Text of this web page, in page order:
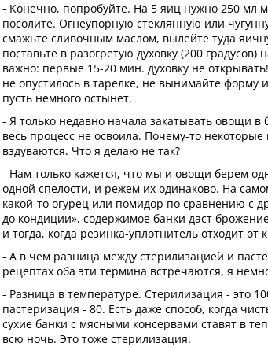
- Конечно, попробуйте. На 5 яиц нужно 250 мл
посолите. Огнеупорную стеклянную или
смажьте сливочным маслом, вылейте туда
поставьте в разогретую духовку (200 градусов)
важно: первые 15-20 мин. духовку не
не опустилось в тарелке, не вынимайте форму
пусть немного остынет.
- Я только недавно начала закатывать овощи в
весь процесс не освоила. Почему-то
вздуваются. Что я делаю не так?
- Нам только кажется, что мы и овощи берем
одной спелости, и режем их одинаково. На
какой-то огурец или помидор по сравнению с
до кондиции», содержимое банки даст
и тогда, когда резинка-уплотнитель отходит от
- А в чем разница между стерилизацией и
рецептах оба эти термина встречаются, я
- Разница в температуре. Стерилизация - это
пастеризация - 80. Есть даже способ, когда
сухие банки с мясными консервами ставят в
всю ночь. Это тоже стерилизация.